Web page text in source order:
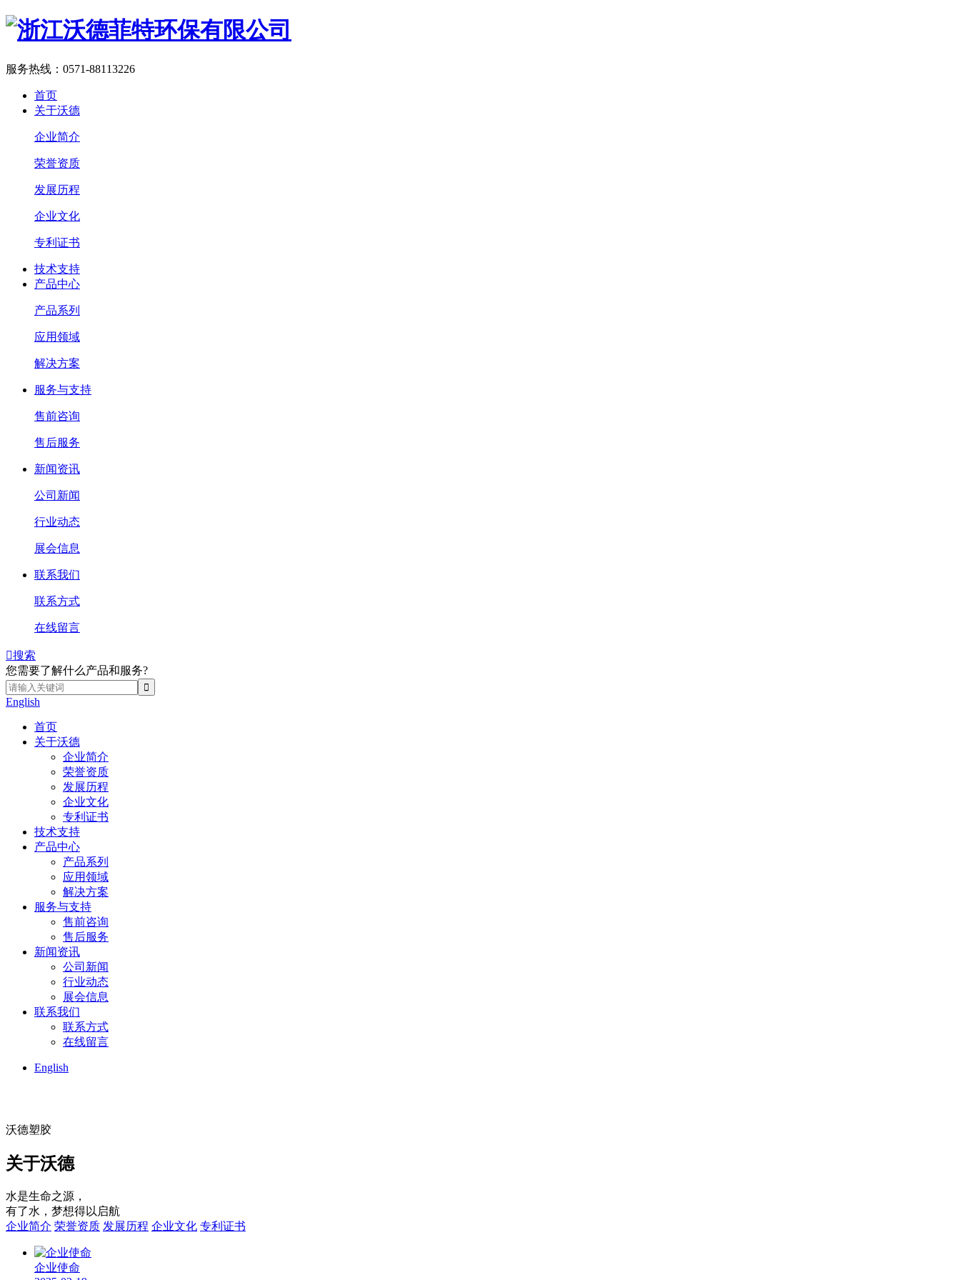
服务热线： 0571-88113226
首页
关于沃德
企业简介
荣誉资质
发展历程
企业文化
专利证书
技术支持
产品中心
产品系列
应用领域
解决方案
服务与支持
售前咨询
售后服务
新闻资讯
公司新闻
行业动态
展会信息
联系我们
联系方式
在线留言
搜索
您需要了解什么产品和服务?
English
首页
关于沃德
企业简介
荣誉资质
发展历程
企业文化
专利证书
技术支持
产品中心
产品系列
应用领域
解决方案
服务与支持
售前咨询
售后服务
新闻资讯
公司新闻
行业动态
展会信息
联系我们
联系方式
在线留言
English
沃德塑胶
关于沃德
水是生命之源，
有了水，梦想得以启航
企业简介 荣誉资质 发展历程 企业文化 专利证书
企业使命